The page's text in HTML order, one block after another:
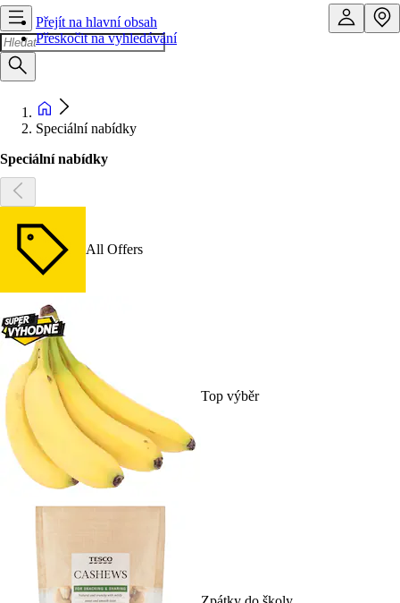
Přejít na hlavní obsah
Přeskočit na vyhledávání
Speciální nabídky
Speciální nabídky
All Offers
Top výběr